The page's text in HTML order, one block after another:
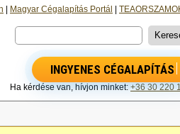
Magyar Cégalapítás Portál
INGYENES CÉGALAPÍTÁS
Ha kérdése van, hívjon minket: +36 30 220